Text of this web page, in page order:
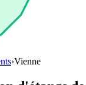
›Vienne